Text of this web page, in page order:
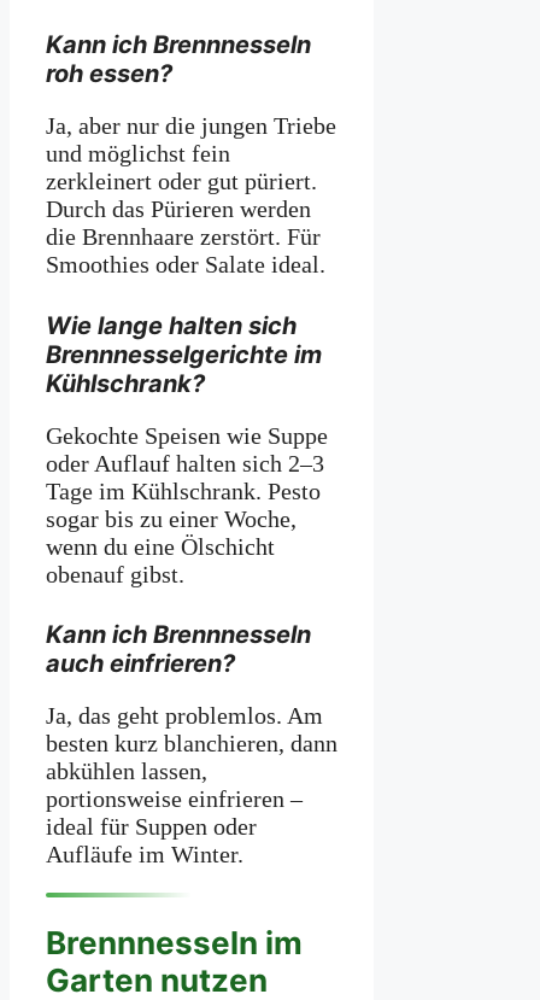
Kann ich Brennnesseln
roh essen?
Ja, aber nur die jungen Triebe
und möglichst fein
zerkleinert oder gut püriert.
Durch das Pürieren werden
die Brennhaare zerstört. Für
Smoothies oder Salate ideal.
Wie lange halten sich
Brennnesselgerichte im
Kühlschrank?
Gekochte Speisen wie Suppe
oder Auflauf halten sich 2–3
Tage im Kühlschrank. Pesto
sogar bis zu einer Woche,
wenn du eine Ölschicht
obenauf gibst.
Kann ich Brennnesseln
auch einfrieren?
Ja, das geht problemlos. Am
besten kurz blanchieren, dann
abkühlen lassen,
portionsweise einfrieren –
ideal für Suppen oder
Aufläufe im Winter.
Brennnesseln im
Garten nutzen